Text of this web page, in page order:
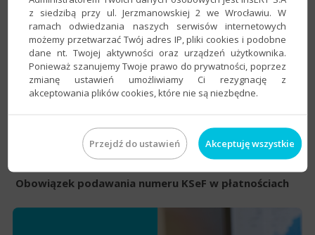
Obowiązek podawania numeru KSeF w płatnościach
z siedzibą przy ul. Jerzmanowskiej 2 we Wrocławiu. W
ramach odwiedzania naszych serwisów internetowych
możemy przetwarzać Twój adres IP, pliki cookies i podobne
dane nt. Twojej aktywności oraz urządzeń użytkownika.
Ponieważ szanujemy Twoje prawo do prywatności, poprzez
zmianę ustawień umożliwiamy Ci rezygnację z
akceptowania plików cookies, które nie są niezbędne.
Przejdź do ustawień Akceptuję wszystkie